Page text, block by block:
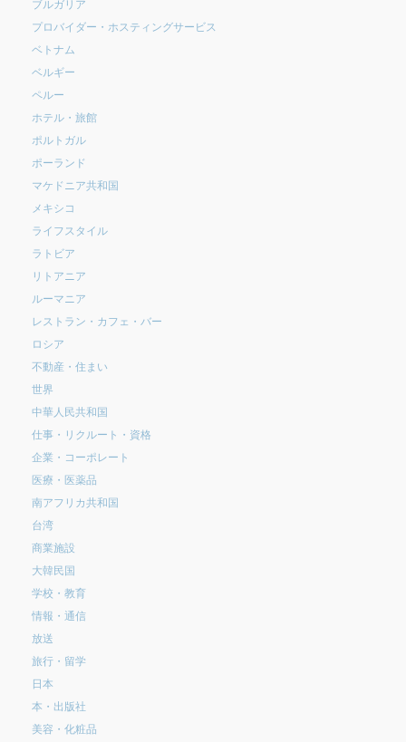
ブルガリア
プロバイダー・ホスティングサービス
ベトナム
ベルギー
ペルー
ホテル・旅館
ポルトガル
ポーランド
マケドニア共和国
メキシコ
ライフスタイル
ラトビア
リトアニア
ルーマニア
レストラン・カフェ・バー
ロシア
不動産・住まい
世界
中華人民共和国
仕事・リクルート・資格
企業・コーポレート
医療・医薬品
南アフリカ共和国
台湾
商業施設
大韓民国
学校・教育
情報・通信
放送
旅行・留学
日本
本・出版社
美容・化粧品